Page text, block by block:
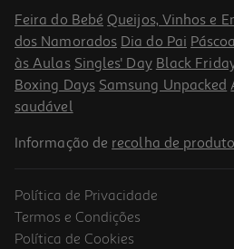
PVP de editor
15,93 €
-10%
Feira do Bebé Queijos, Vinhos e
dos Namorados Dia do Pai Páscoa
às Aulas Singles' Day Black
Boxing Days Samsung Unpacked
saudável
Informação de recolha de produto
Política de Privacidade
Termos e Condições
Política de Cookies